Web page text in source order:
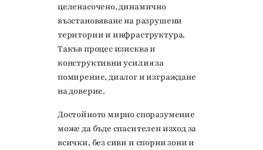
целенасочено, динамично
възстановяване на разрушени
територии и инфраструктура.
Такъв процес изисква и
конструктивни усилия за
помирение, диалог и изграждане
на доверие.
Достойното мирно споразумение
може да бъде спасителен изход за
всички, без сиви и спорни зони и